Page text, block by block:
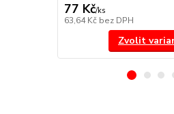
77 Kč/ks
63,64 Kč bez DPH
Zvolit